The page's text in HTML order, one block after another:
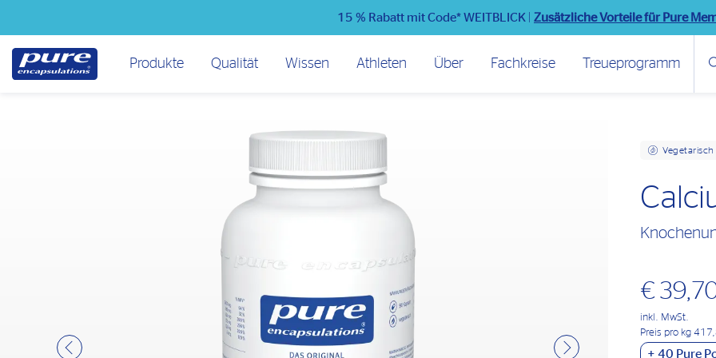
Inhalt
15 % Rabatt mit Code* WEITBLICK Zusätzliche Vorteile für Pure
Hauptmenü
Produkte Qualität Wissen Athleten Über Fachkreise Treueprogramm
Vegetarisch
€
inkl. MwSt.
Preis pro kg
+40 Pure